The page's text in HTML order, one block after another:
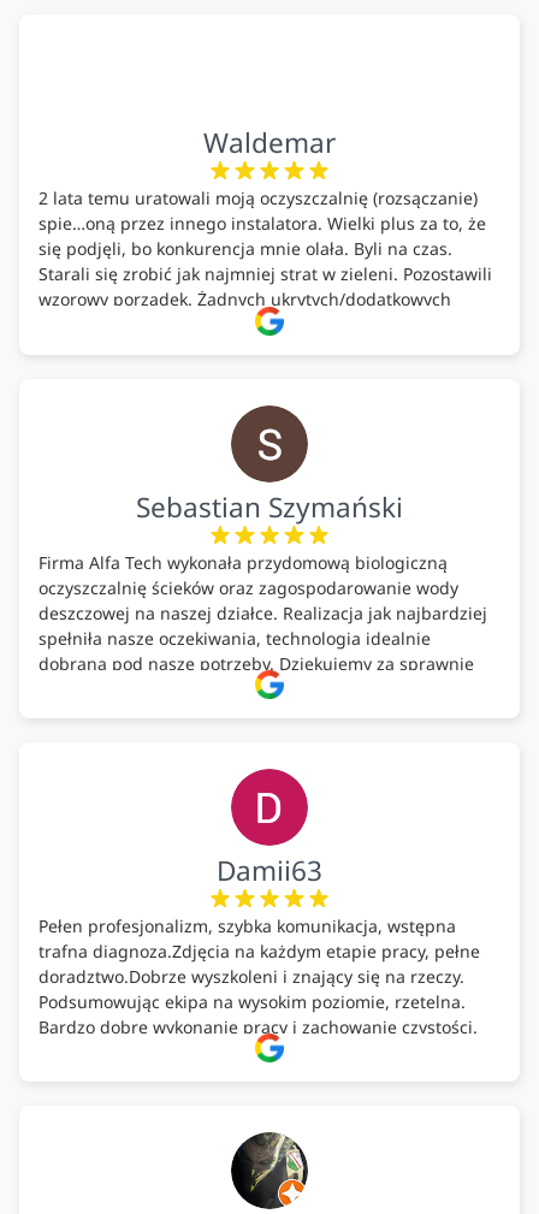
Waldemar
2 lata temu uratowali moją oczyszczalnię (rozsączanie)
spie…oną przez innego instalatora. Wielki plus za to, że
się podjęli, bo konkurencja mnie olała. Byli na czas.
Starali się zrobić jak najmniej strat w zieleni. Pozostawili
wzorowy porządek. Żadnych ukrytych/dodatkowych
kosztów. Zaskoczenie. Kontakt bardzo OK. Obsługa
pomontażowa również OK. A ich środki do oczyszczalni –
Sebastian Szymański
Firma Alfa Tech wykonała przydomową biologiczną
oczyszczalnię ścieków oraz zagospodarowanie wody
deszczowej na naszej działce. Realizacja jak najbardziej
spełniła nasze oczekiwania, technologia idealnie
dobrana pod nasze potrzeby. Dziękujemy za sprawnie
wykonany montaż w świetnej atmosferze! Polecam!
Damii63
Pełen profesjonalizm, szybka komunikacja, wstępna
trafna diagnoza.Zdjęcia na każdym etapie pracy, pełne
doradztwo.Dobrze wyszkoleni i znający się na rzeczy.
Podsumowując ekipa na wysokim poziomie, rzetelna.
Bardzo dobre wykonanie pracy i zachowanie czystości.